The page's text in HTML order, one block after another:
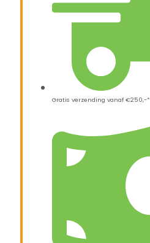
Gratis verzending vanaf €250,-*